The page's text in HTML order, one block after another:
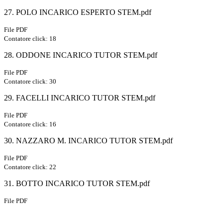
27. POLO INCARICO ESPERTO STEM.pdf
File PDF
Contatore click: 18
28. ODDONE INCARICO TUTOR STEM.pdf
File PDF
Contatore click: 30
29. FACELLI INCARICO TUTOR STEM.pdf
File PDF
Contatore click: 16
30. NAZZARO M. INCARICO TUTOR STEM.pdf
File PDF
Contatore click: 22
31. BOTTO INCARICO TUTOR STEM.pdf
File PDF